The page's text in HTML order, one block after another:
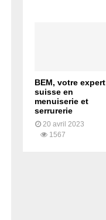
BEM, votre expert
suisse en
menuiserie et
serrurerie
20 avril 2023
1567